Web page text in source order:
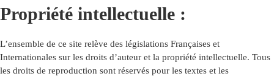
Propriété intellectuelle :
L’ensemble de ce site relève des législations Françaises et
Internationales sur les droits d’auteur et la propriété intellectuelle. Tous
les droits de reproduction sont réservés pour les textes et les